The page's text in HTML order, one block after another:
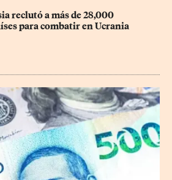
reclutó a más de 28,000
para combatir en Ucrania